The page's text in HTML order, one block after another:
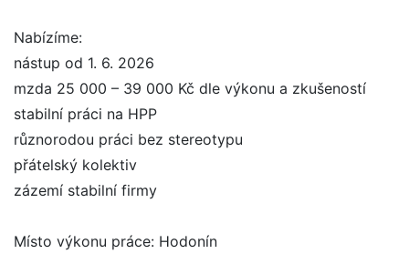
Nabízíme:
nástup od 1. 6. 2026
mzda 25 000 – 39 000 Kč dle výkonu a zkušeností
stabilní práci na HPP
různorodou práci bez stereotypu
přátelský kolektiv
zázemí stabilní firmy
Místo výkonu práce: Hodonín